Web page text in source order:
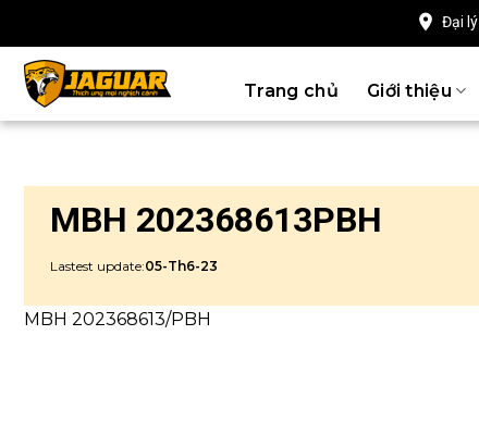
dung
Đại lý
Trang chủ Giới thiệu
MBH 202368613PBH
Lastest update:05-Th6-23
MBH 202368613/PBH